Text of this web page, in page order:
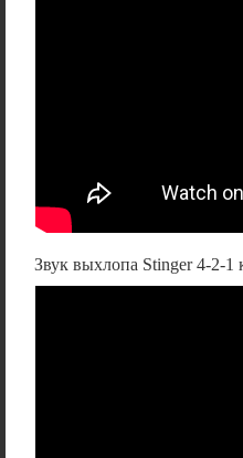
Звук выхлопа Stinger 4-2-1